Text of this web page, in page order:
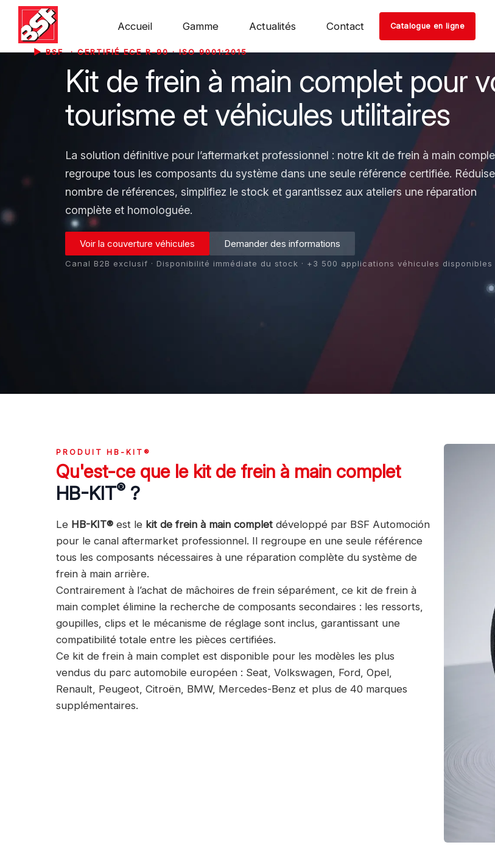
Accueil Gamme Actualités Contact Catalogue en ligne
Kit de frein à main complet pour
tourisme et véhicules utilitaires
La solution définitive pour l’aftermarket professionnel : notre kit de frein à main
regroupe tous les composants du système dans une seule référence certifiée.
nombre de références, simplifiez le stock et garantissez aux ateliers une réparation
complète et homologuée.
Voir la couverture véhicules Demander des informations
Canal B2B exclusif · Disponibilité immédiate du stock · +3 500 applications véhicules disponibles
▶ BSF · CERTIFIÉ ECE R-90 · ISO 9001:2015
PRODUIT HB-KIT®
Qu'est-ce que le kit de frein à main complet
HB-KIT® ?
Le HB-KIT® est le kit de frein à main complet développé par BSF Automoción
pour le canal aftermarket professionnel. Il regroupe en une seule référence
tous les composants nécessaires à une réparation complète du système de
frein à main arrière.
Contrairement à l’achat de mâchoires de frein séparément, ce kit de frein à
main complet élimine la recherche de composants secondaires : les ressorts,
goupilles, clips et le mécanisme de réglage sont inclus, garantissant une
compatibilité totale entre les pièces certifiées.
Ce kit de frein à main complet est disponible pour les modèles les plus
vendus du parc automobile européen : Seat, Volkswagen, Ford, Opel,
Renault, Peugeot, Citroën, BMW, Mercedes-Benz et plus de 40 marques
supplémentaires.